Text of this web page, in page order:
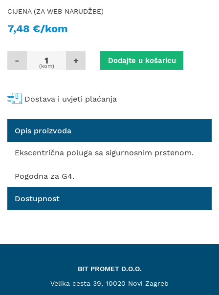
CIJENA (ZA WEB NARUDŽBE)
7,48 €/kom
- +
(kom)
Dodajte u košaricu
Dostava i uvjeti plaćanja
Opis proizvoda
Ekscentrična poluga sa sigurnosnim prstenom.
Pogodna za G4.
Dostupnost
BIT PROMET D.O.O.
Velika cesta 39, 10020 Novi Zagreb